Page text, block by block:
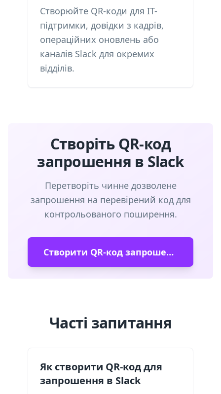
Створюйте QR-коди для ІТ-
підтримки, довідки з кадрів,
операційних оновлень або
каналів Slack для окремих
відділів.
Створіть QR-код
запрошення в Slack
Перетворіть чинне дозволене
запрошення на перевірений код для
контрольованого поширення.
Створити QR-код запрошення в Slack
Часті запитання
Як створити QR-код для
запрошення в Slack